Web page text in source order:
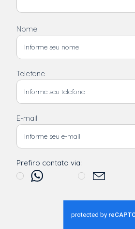
Nome
Telefone
E-mail
Prefiro contato via: